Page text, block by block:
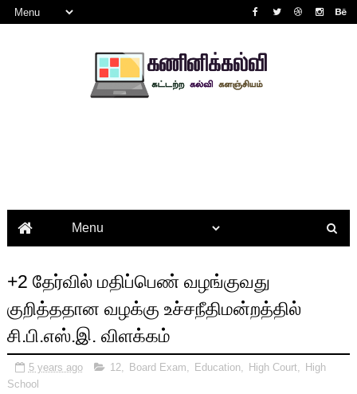
+2 தேர்வில் மதிப்பெண் வழங்குவது
குறித்ததான வழக்கு உச்சநீதிமன்றத்தில்
சி.பி.எஸ்.இ. விளக்கம்
5 years ago 12, Board Exam Education, High Court
High
School